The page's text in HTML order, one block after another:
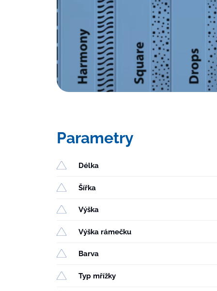
Parametry
Délka
Šířka
Výška
Výška rámečku
Barva
Typ mřížky